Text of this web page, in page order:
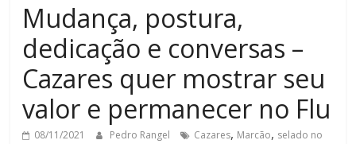
Mudança, postura,
dedicação e conversas –
Cazares quer mostrar seu
valor e permanecer no Flu
08/11/2021 Pedro Rangel Cazares, Marcão, selado no